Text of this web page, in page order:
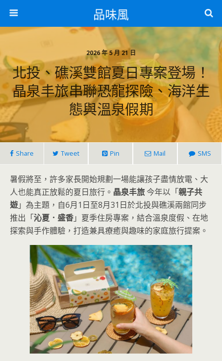
品味風
2026 年 5 月 21 日
北投、礁溪雙館夏日專案登場！
晶泉丰旅串聯恐龍探險、海洋生
態與溫泉假期
Share Tweet Pin Mail SMS
暑假將至，許多家長開始規劃一場能讓孩子盡情放電、大
人也能真正放鬆的夏日旅行。 晶泉丰旅今年以「親子共
遊」為主題，自6月1日至8月31日於北投與礁溪兩館同步
推出「沁夏．盛香」夏季住房專案，結合溫泉度假、在地
探索與手作體驗，打造兼具療癒與趣味的家庭旅行提案。